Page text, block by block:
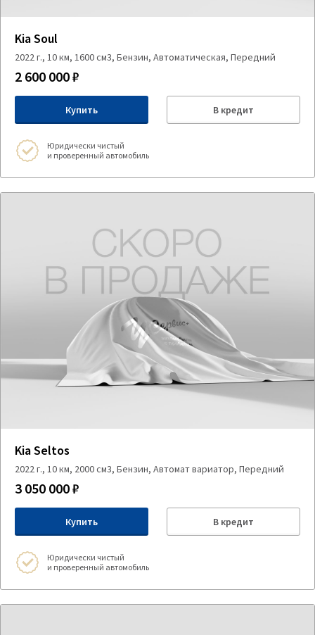
Kia Soul
2022 г., 10 км, 1600 см3, Бензин, Автоматическая, Передний
2 600 000 ₽
Купить В кредит
Юридически чистый
и проверенный автомобиль
Kia Seltos
2022 г., 10 км, 2000 см3, Бензин, Автомат вариатор, Передний
3 050 000 ₽
Купить В кредит
Юридически чистый
и проверенный автомобиль